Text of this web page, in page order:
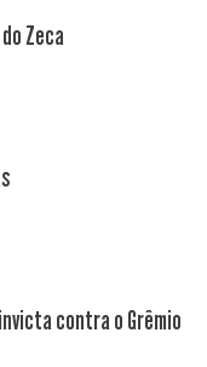
Zeca
contra o Grêmio